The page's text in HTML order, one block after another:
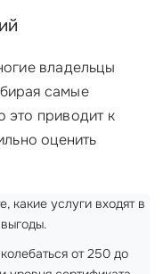
владельцы
самые
это приводит к
оценить
какие услуги входят в
от 250 до